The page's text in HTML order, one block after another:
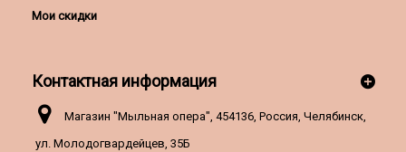
Мои скидки
Контактная информация
Магазин "Мыльная опера", 454136, Россия, Челябинск,
ул. Молодогвардейцев, 35Б